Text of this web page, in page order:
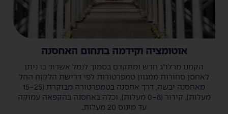
אוטומציה וקידמה בתחום האחסנה
הקמנו מרלו"ג חדש ומתקדם בסמוך לנמל אשדוד בו ניתן
לאחסן סחורות ממגוון טמפרטורות לפי דרישת הלקוח החל
מאחסנה יבשה, דרך אחסנה בטמפרטורה מבוקרת (15-25
מעלות), קירור (0-8 מעלות), וכלה באחסנה בהקפאה עמוקה
עד מינוס 20 מעלות.